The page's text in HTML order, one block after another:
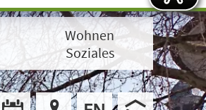
Wohnen
Soziales